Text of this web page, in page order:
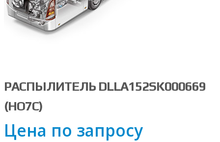
РАСПЫЛИТЕЛЬ DLLA152SK000669
(HO7C)
Цена по запросу